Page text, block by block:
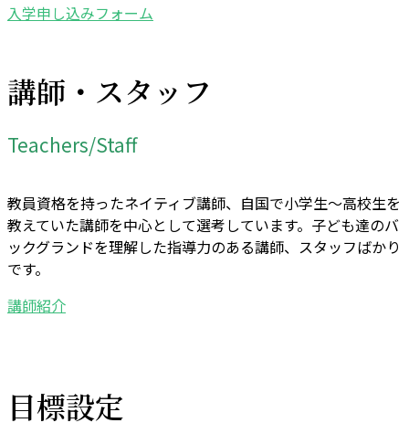
入学申し込みフォーム
講師・スタッフ
Teachers/Staff
教員資格を持ったネイティブ講師、自国で小学生～高校生を
教えていた講師を中心として選考しています。子ども達のバ
ックグランドを理解した指導力のある講師、スタッフばかり
です。
講師紹介
目標設定